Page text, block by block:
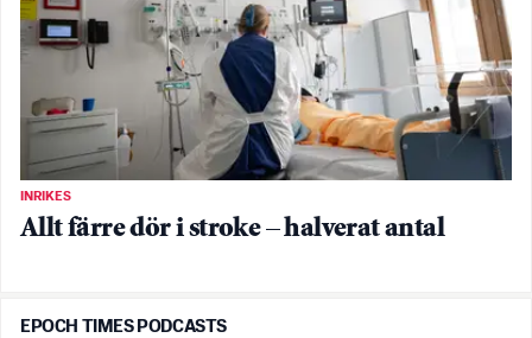
INRIKES
Allt färre dör i stroke – halverat antal
EPOCH TIMES PODCASTS